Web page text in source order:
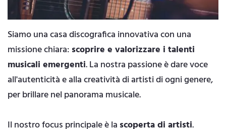
Siamo una casa discografica innovativa con una
missione chiara: scoprire e valorizzare i talenti
musicali emergenti. La nostra passione è dare voce
all'autenticità e alla creatività di artisti di ogni genere,
per brillare nel panorama musicale.
Il nostro focus principale è la scoperta di artisti.